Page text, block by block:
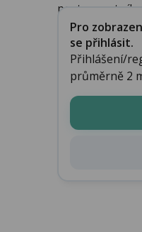
postupovat
Pro
se přihlásit.
Přihlášení/
průměrně 2